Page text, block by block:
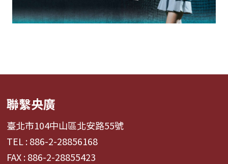
聯繫央廣
臺北市104中山區北安路55號
TEL : 886-2-28856168
FAX : 886-2-28855423